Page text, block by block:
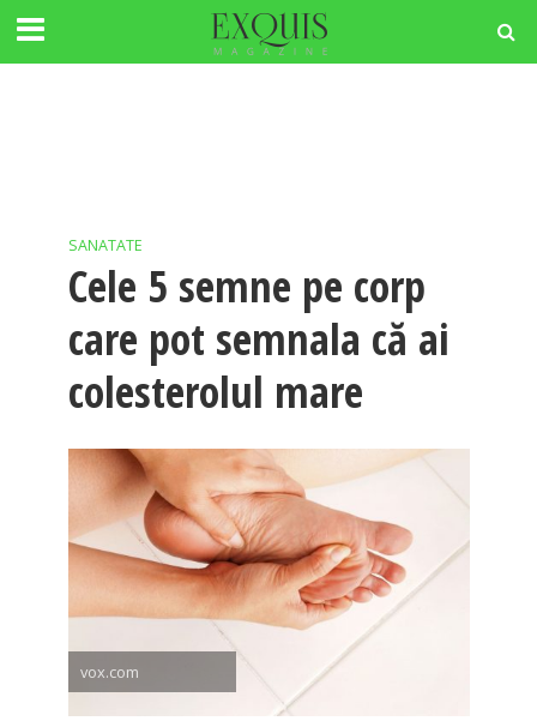
SANATATE
Cele 5 semne pe corp
care pot semnala că ai
colesterolul mare
vox.com